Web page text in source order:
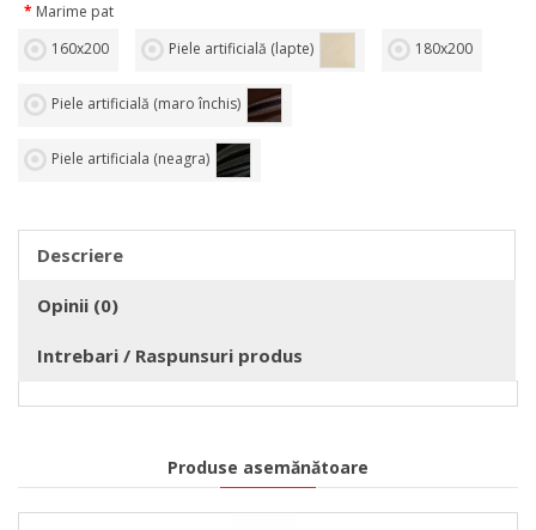
Marime pat
160х200
Piele artificială (lapte) 180х200
Piele artificială (maro închis)
Piele artificiala (neagra)
Descriere
Opinii (0)
Intrebari / Raspunsuri produs
Produse asemănătoare